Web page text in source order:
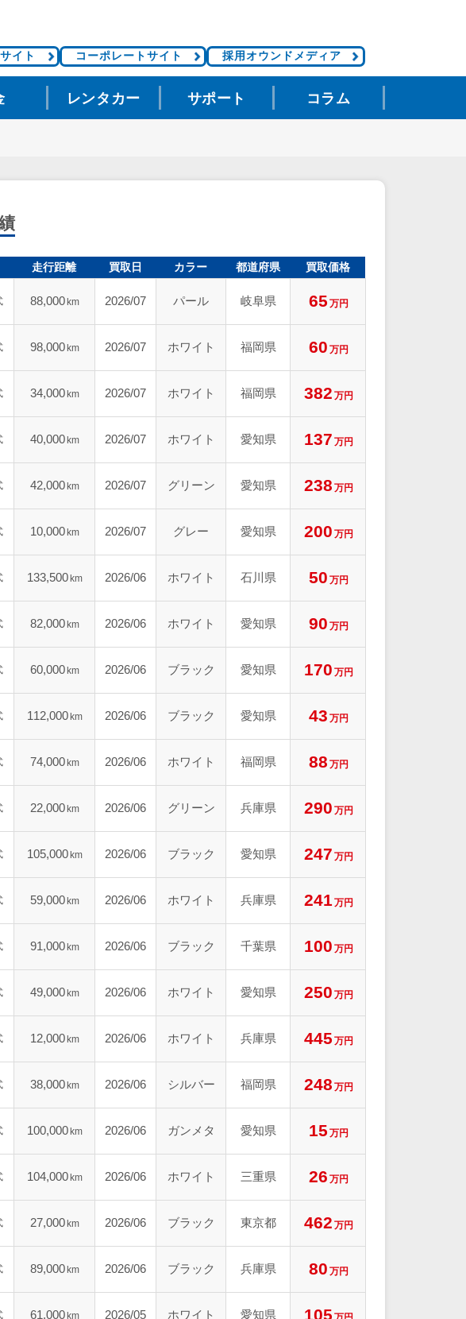
イト コーポレートサイト 採用オウンドメディア
レンタカー サポート コラム
走行距離 買取日 カラー 都道府県 買取価格
88,000 km 2026/07 パール 岐阜県 65 万円
98,000 km 2026/07 ホワイト 福岡県 60 万円
34,000 km 2026/07 ホワイト 福岡県 382 万円
40,000 km 2026/07 ホワイト 愛知県 137 万円
42,000 km 2026/07 グリーン 愛知県 238 万円
10,000 km 2026/07 グレー 愛知県 200 万円
133,500 km 2026/06 ホワイト 石川県 50 万円
82,000 km 2026/06 ホワイト 愛知県 90 万円
60,000 km 2026/06 ブラック 愛知県 170 万円
112,000 km 2026/06 ブラック 愛知県 43 万円
74,000 km 2026/06 ホワイト 福岡県 88 万円
22,000 km 2026/06 グリーン 兵庫県 290 万円
105,000 km 2026/06 ブラック 愛知県 247 万円
59,000 km 2026/06 ホワイト 兵庫県 241万円
91,000 km 2026/06 ブラック 千葉県 100 万円
49,000 km 2026/06 ホワイト 愛知県 250 万円
12,000 km 2026/06 ホワイト 兵庫県 445 万円
38,000 km 2026/06 シルバー 福岡県 248 万円
100,000 km 2026/06 ガンメタ 愛知県 15 万円
104,000 km 2026/06 ホワイト 三重県 26 万円
27,000 km 2026/06 ブラック 東京都 462 万円
89,000 km 2026/06 ブラック 兵庫県 80 万円
61,000 km 2026/05 ホワイト 愛知県 105